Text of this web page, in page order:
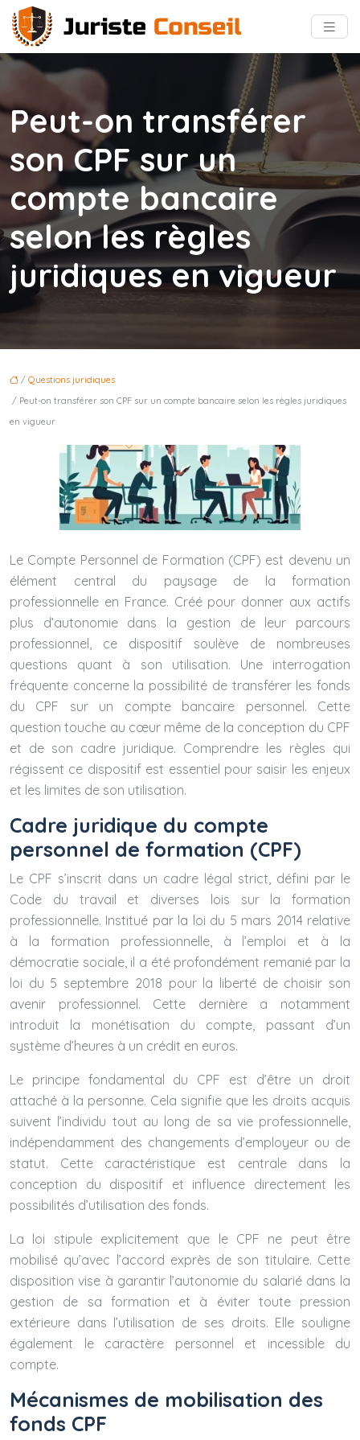
Peut-on transférer
son CPF sur un
compte bancaire
selon les règles
juridiques en vigueur
/ Questions juridiques
/ Peut-on transférer son CPF sur un compte bancaire selon les règles juridiques
en vigueur
Le Compte Personnel de Formation (CPF) est devenu un
élément central du paysage de la formation
professionnelle en France. Créé pour donner aux actifs
plus d’autonomie dans la gestion de leur parcours
professionnel, ce dispositif soulève de nombreuses
questions quant à son utilisation. Une interrogation
fréquente concerne la possibilité de transférer les fonds
du CPF sur un compte bancaire personnel. Cette
question touche au cœur même de la conception du CPF
et de son cadre juridique. Comprendre les règles qui
régissent ce dispositif est essentiel pour saisir les enjeux
et les limites de son utilisation.
Cadre juridique du compte
personnel de formation (CPF)
Le CPF s’inscrit dans un cadre légal strict, défini par le
Code du travail et diverses lois sur la formation
professionnelle. Institué par la loi du 5 mars 2014 relative
à la formation professionnelle, à l’emploi et à la
démocratie sociale, il a été profondément remanié par la
loi du 5 septembre 2018 pour la liberté de choisir son
avenir professionnel. Cette dernière a notamment
introduit la monétisation du compte, passant d’un
système d’heures à un crédit en euros.
Le principe fondamental du CPF est d’être un droit
attaché à la personne. Cela signifie que les droits acquis
suivent l’individu tout au long de sa vie professionnelle,
indépendamment des changements d’employeur ou de
statut. Cette caractéristique est centrale dans la
conception du dispositif et influence directement les
possibilités d’utilisation des fonds.
La loi stipule explicitement que le CPF ne peut être
mobilisé qu’avec l’accord exprès de son titulaire. Cette
disposition vise à garantir l’autonomie du salarié dans la
gestion de sa formation et à éviter toute pression
extérieure dans l’utilisation de ses droits. Elle souligne
également le caractère personnel et incessible du
compte.
Mécanismes de mobilisation des
fonds CPF